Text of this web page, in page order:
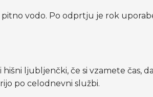
vodo. Po odprtju je rok
ljubljenčki, če si vzamete čas,
po celodnevni službi.